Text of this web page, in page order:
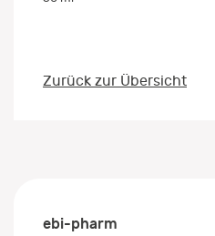
Zurück zur Übersicht
ebi-pharm